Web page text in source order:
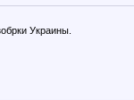
Украины.